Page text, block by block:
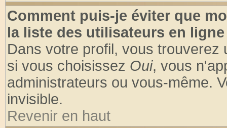
Comment puis-je éviter que
la liste des utilisateurs en
Dans votre profil, vous trouverez
si vous choisissez Oui, vous
administrateurs ou vous-même.
invisible.
Revenir en haut